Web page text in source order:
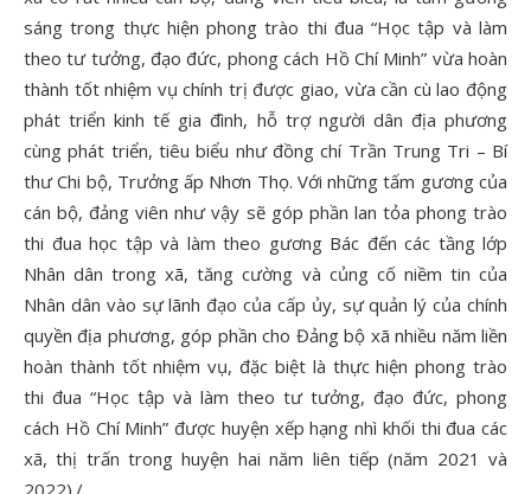
sáng trong thực hiện phong trào thi đua “Học tập và làm
theo tư tưởng, đạo đức, phong cách Hồ Chí Minh” vừa hoàn
thành tốt nhiệm vụ chính trị được giao, vừa cần cù lao động
phát triển kinh tế gia đình, hỗ trợ người dân địa phương
cùng phát triển, tiêu biểu như đồng chí Trần Trung Tri – Bí
thư Chi bộ, Trưởng ấp Nhơn Thọ. Với những tấm gương của
cán bộ, đảng viên như vậy sẽ góp phần lan tỏa phong trào
thi đua học tập và làm theo gương Bác đến các tầng lớp
Nhân dân trong xã, tăng cường và củng cố niềm tin của
Nhân dân vào sự lãnh đạo của cấp ủy, sự quản lý của chính
quyền địa phương, góp phần cho Đảng bộ xã nhiều năm liền
hoàn thành tốt nhiệm vụ, đặc biệt là thực hiện phong trào
thi đua “Học tập và làm theo tư tưởng, đạo đức, phong
cách Hồ Chí Minh” được huyện xếp hạng nhì khối thi đua các
xã, thị trấn trong huyện hai năm liên tiếp (năm 2021 và
2022)./.